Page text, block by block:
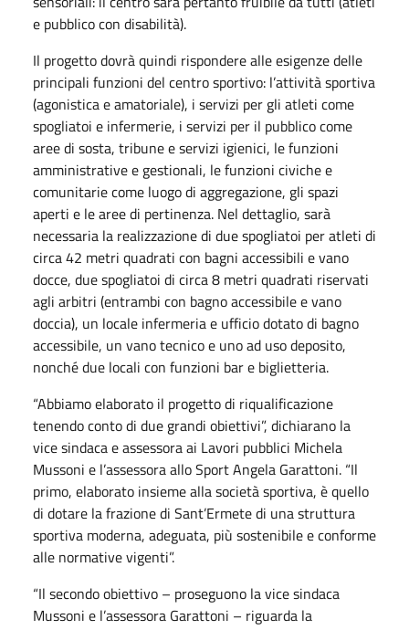
e pubblico con disabilità).
Il progetto dovrà quindi rispondere alle esigenze delle
principali funzioni del centro sportivo: l’attività sportiva
(agonistica e amatoriale), i servizi per gli atleti come
spogliatoi e infermerie, i servizi per il pubblico come
aree di sosta, tribune e servizi igienici, le funzioni
amministrative e gestionali, le funzioni civiche e
comunitarie come luogo di aggregazione, gli spazi
aperti e le aree di pertinenza. Nel dettaglio, sarà
necessaria la realizzazione di due spogliatoi per atleti di
circa 42 metri quadrati con bagni accessibili e vano
docce, due spogliatoi di circa 8 metri quadrati riservati
agli arbitri (entrambi con bagno accessibile e vano
doccia), un locale infermeria e ufficio dotato di bagno
accessibile, un vano tecnico e uno ad uso deposito,
nonché due locali con funzioni bar e biglietteria.
“Abbiamo elaborato il progetto di riqualificazione
tenendo conto di due grandi obiettivi”, dichiarano la
vice sindaca e assessora ai Lavori pubblici Michela
Mussoni e l’assessora allo Sport Angela Garattoni. “Il
primo, elaborato insieme alla società sportiva, è quello
di dotare la frazione di Sant’Ermete di una struttura
sportiva moderna, adeguata, più sostenibile e conforme
alle normative vigenti”.
“Il secondo obiettivo – proseguono la vice sindaca
Mussoni e l’assessora Garattoni – riguarda la